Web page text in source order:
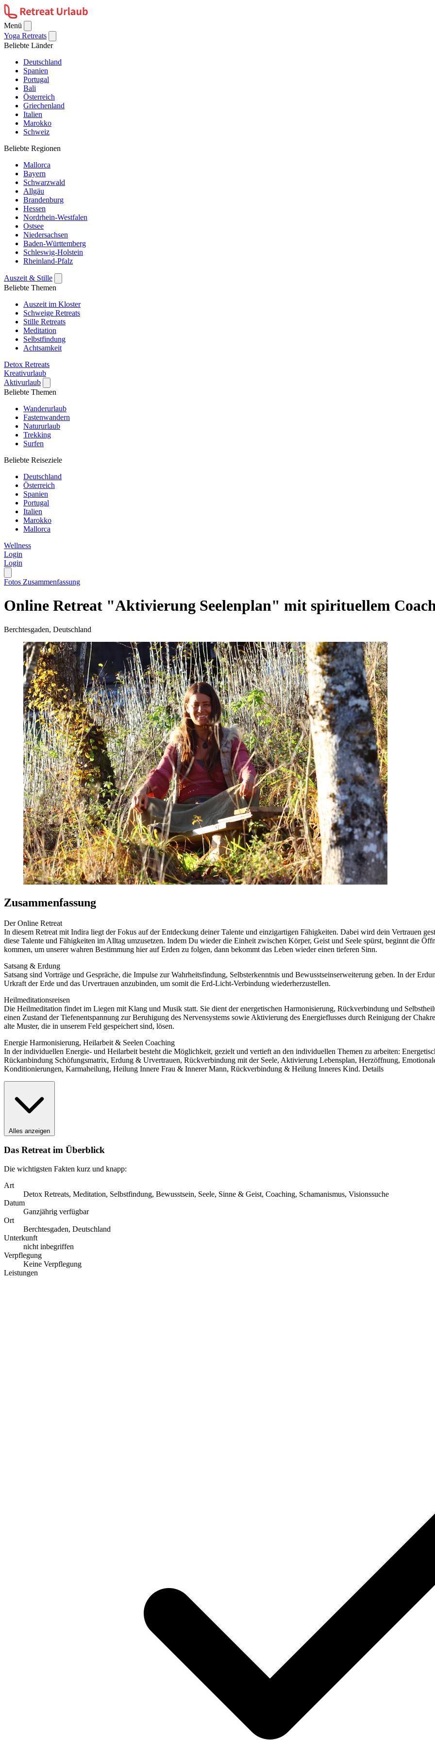
Menü
Yoga Retreats
Beliebte Länder
Deutschland
Spanien
Portugal
Bali
Österreich
Griechenland
Italien
Marokko
Schweiz
Beliebte Regionen
Mallorca
Bayern
Schwarzwald
Allgäu
Brandenburg
Hessen
Nordrhein-Westfalen
Ostsee
Niedersachsen
Baden-Württemberg
Schleswig-Holstein
Rheinland-Pfalz
Auszeit & Stille
Beliebte Themen
Auszeit im Kloster
Schweige Retreats
Stille Retreats
Meditation
Selbstfindung
Achtsamkeit
Detox Retreats
Kreativurlaub
Aktivurlaub
Beliebte Themen
Wanderurlaub
Fastenwandern
Natururlaub
Trekking
Surfen
Beliebte Reiseziele
Deutschland
Österreich
Spanien
Portugal
Italien
Marokko
Mallorca
Wellness
Login
Login
Fotos Zusammenfassung
Online Retreat "Aktivierung Seelenplan" mit spirituellem
Berchtesgaden, Deutschland
Zusammenfassung
Der Online Retreat
In diesem Retreat mit Indira liegt der Fokus auf der Entdeckung deiner Talente und einzigartigen Fähigkeiten. Dabei wird dein Vertrauen
diese Talente und Fähigkeiten im Alltag umzusetzen. Indem Du wieder die Einheit zwischen Körper, Geist und Seele spürst, beginnt die
kommen, um unserer wahren Bestimmung hier auf Erden zu folgen, dann bekommt das Leben wieder einen tieferen Sinn.
Satsang & Erdung
Satsang sind Vorträge und Gespräche, die Impulse zur Wahrheitsfindung, Selbsterkenntnis und Bewusstseinserweiterung geben. In der
Urkraft der Erde und das Urvertrauen anzubinden, um somit die Erd-Licht-Verbindung wiederherzustellen.
Heilmeditationsreisen
Die Heilmeditation findet im Liegen mit Klang und Musik statt. Sie dient der energetischen Harmonisierung, Rückverbindung und
einen Zustand der Tiefenentspannung zur Beruhigung des Nervensystems sowie Aktivierung des Energieflusses durch Reinigung der
alte Muster, die in unserem Feld gespeichert sind, lösen.
Energie Harmonisierung, Heilarbeit & Seelen Coaching
In der individuellen Energie- und Heilarbeit besteht die Möglichkeit, gezielt und vertieft an den individuellen Themen zu arbeiten:
Rückanbindung Schöfungsmatrix, Erdung & Urvertrauen, Rückverbindung mit der Seele, Aktivierung Lebensplan, Herzöffnung,
Konditionierungen, Karmaheilung, Heilung Innere Frau & Innerer Mann, Rückverbindung & Heilung Inneres Kind. Details
Alles anzeigen
Das Retreat im Überblick
Die wichtigsten Fakten kurz und knapp:
Art
Detox Retreats, Meditation, Selbstfindung, Bewusstsein, Seele, Sinne & Geist, Coaching, Schamanismus, Visionssuche
Datum
Ganzjährig verfügbar
Ort
Berchtesgaden, Deutschland
Unterkunft
nicht inbegriffen
Verpflegung
Keine Verpflegung
Leistungen